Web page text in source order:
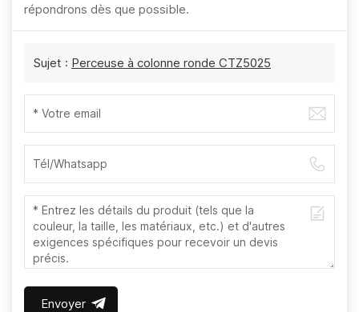
répondrons dès que possible.
Sujet : Perceuse à colonne ronde CTZ5025
Envoyer